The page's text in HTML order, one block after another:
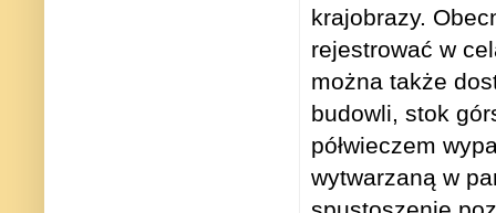
krajobrazy.
rejestrować w
można także
budowli, stok
półwieczem
wytwarzaną w